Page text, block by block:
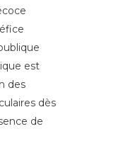
est
des
dès
de